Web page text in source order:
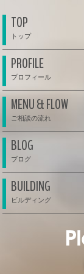
TOP
PROFILE
MENU & FLOW
BLOG
BUILDING